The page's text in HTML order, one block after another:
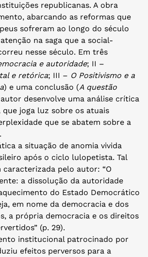
republicanas. A obra
abarcando as reformas que
sofreram ao longo do século
na saga que a social-
nesse século. Em três
e autoridade; II –
e retórica; III – O Positivismo e a
) e uma conclusão (A questão
desenvolve uma análise crítica
joga luz sobre os atuais
que se abatem sobre a
a situação de anomia vivida
após o ciclo lulopetista. Tal
caracterizada pelo autor: “O
a dissolução da autoridade
do Estado Democrático
em nome da democracia e dos
a própria democracia e os direitos
(p. 29).
institucional patrocinado por
efeitos perversos para a